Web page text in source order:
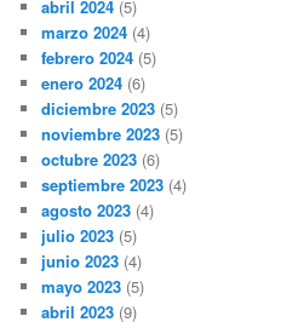
abril 2024 (5)
marzo 2024 (4)
febrero 2024 (5)
enero 2024 (6)
diciembre 2023 (5)
noviembre 2023 (5)
octubre 2023 (6)
septiembre 2023 (4)
agosto 2023 (4)
julio 2023 (5)
junio 2023 (4)
mayo 2023 (5)
abril 2023 (9)